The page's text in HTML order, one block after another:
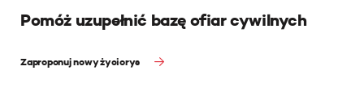
Pomóż uzupełnić bazę ofiar cywilnych
Zaproponuj nowy życiorys